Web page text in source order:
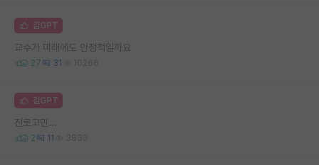
김GPT
교수가 미래에도 안정적일까요
27 31 10266
김GPT
진로고민...
2 11 3833